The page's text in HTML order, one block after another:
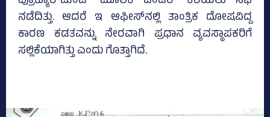
ನಡೆದಿತ್ತು. ಆದರೆ ಇ ಆಫೀಸ್‌ನಲ್ಲಿ ತಾಂತ್ರಿಕ ದೋಷವಿದ್ದ
ಕಾರಣ ಕಡತವನ್ನು ನೇರವಾಗಿ ಪ್ರಧಾನ ವ್ಯವಸ್ಥಾಪಕರಿಗೆ
ಸಲ್ಲಿಕೆಯಾಗಿತ್ತು ಎಂದು ಗೊತ್ತಾಗಿದೆ.